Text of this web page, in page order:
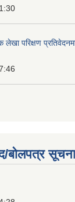
लेखा परिक्षण
बोलपत्र